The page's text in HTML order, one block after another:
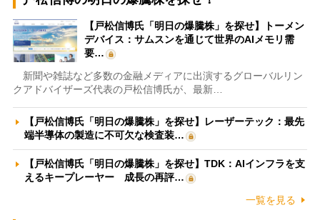
【戸松信博氏「明日の爆騰株」を探せ】トーメン
デバイス：サムスンを通じて世界のAIメモリ需
要…
新聞や雑誌など多数の金融メディアに出演するグローバルリン
クアドバイザーズ代表の戸松信博氏が、最新…
【戸松信博氏「明日の爆騰株」を探せ】レーザーテック：最先
端半導体の製造に不可欠な検査装…
【戸松信博氏「明日の爆騰株」を探せ】TDK：AIインフラを支
えるキープレーヤー 成長の再評…
一覧を見る